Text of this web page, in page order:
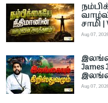
சாமி |
Aug 07,
Aug 07,